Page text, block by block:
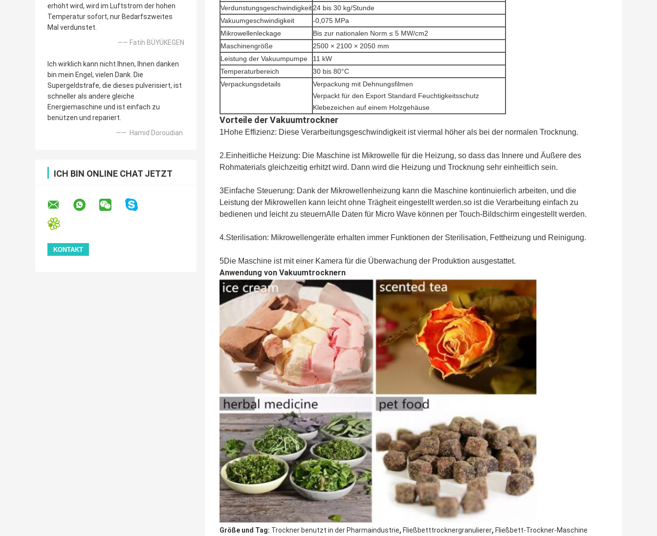
erhöht wird, wird im Luftstrom der hohen
Temperatur sofort, nur Bedarfszweites
Mal verdunstet.
—— Fatih BÜYÜKEGEN
Ich wirklich kann nicht Ihnen, Ihnen danken
bin mein Engel, vielen Dank. Die
Supergeldstrafe, die dieses pulverisiert, ist
schneller als andere gleiche
Energiemaschine und ist einfach zu
benützen und repariert.
—— Hamid Doroudian
ICH BIN ONLINE CHAT JETZT
Verdunstungsgeschwindigkeit24 bis 30 kg/Stunde
Vakuumgeschwindigkeit
-0,075 MPa
Mikrowellenleckage
Bis zur nationalen Norm ≤ 5 MW/cm2
Maschinengröße
2500 × 2100 × 2050 mm
Leistung der Vakuumpumpe
11 kW
Temperaturbereich
30 bis 80°C
Verpackungsdetails
Verpackung mit Dehnungsfilmen
Verpackt für den Export Standard Feuchtigkeitsschutz
Klebezeichen auf einem Holzgehäuse
Vorteile der Vakuumtrockner
1Hohe Effizienz: Diese Verarbeitungsgeschwindigkeit ist viermal höher als bei der normalen Trocknung.
2.Einheitliche Heizung: Die Maschine ist Mikrowelle für die Heizung, so dass das Innere und Äußere des
Rohmaterials gleichzeitig erhitzt wird. Dann wird die Heizung und Trocknung sehr einheitlich sein.
3Einfache Steuerung: Dank der Mikrowellenheizung kann die Maschine kontinuierlich arbeiten, und die
Leistung der Mikrowellen kann leicht ohne Trägheit eingestellt werden.so ist die Verarbeitung einfach zu
bedienen und leicht zu steuernAlle Daten für Micro Wave können per Touch-Bildschirm eingestellt werden.
4.Sterilisation: Mikrowellengeräte erhalten immer Funktionen der Sterilisation, Fettheizung und Reinigung.
5Die Maschine ist mit einer Kamera für die Überwachung der Produktion ausgestattet.
Anwendung von Vakuumtrocknern
Größe und Tag: Trockner benutzt in der Pharmaindustrie, Fließbetttrocknergranulierer, Fließbett-Trockner-Maschine